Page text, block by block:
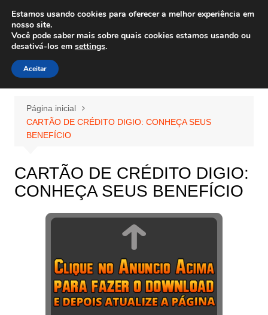
para
conteúdo
Wiley Wales
corais algas e vida marinha
Página inicial
CARTÃO DE CRÉDITO DIGIO: CONHEÇA SEUS
BENEFÍCIO
CARTÃO DE CRÉDITO DIGIO:
CONHEÇA SEUS BENEFÍCIO
Estamos usando cookies para oferecer a melhor experiência em
nosso site.
Você pode saber mais sobre quais cookies estamos usando ou
desativá-los em settings.
Aceitar